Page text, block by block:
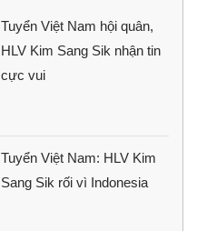
Tuyển Việt Nam hội quân,
HLV Kim Sang Sik nhận tin
cực vui
Tuyển Việt Nam: HLV Kim
Sang Sik rối vì Indonesia